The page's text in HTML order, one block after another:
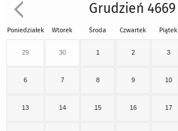
Grudzień 4669
Poniedziałek Wtorek Środa Czwartek Piątek
29 30 1 2 3
6 7 8 9 10
13 14 15 16 17